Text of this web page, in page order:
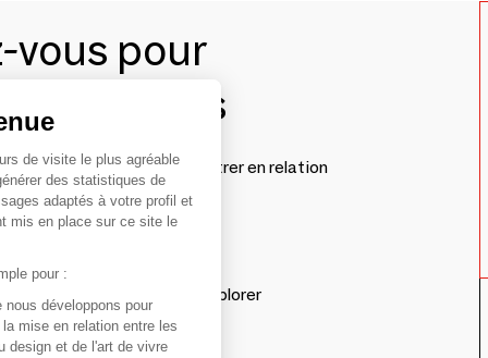
vous pour
marques
l'expérience MOM et de rentrer en relation
créez-vous un compte.
milliers de fournisseurs à explorer
de visite le plus agréable
des statistiques de
adaptés à votre profil et
mis en place sur ce site le
pour :
développons pour
mise en relation entre les
design et de l'art de vivre